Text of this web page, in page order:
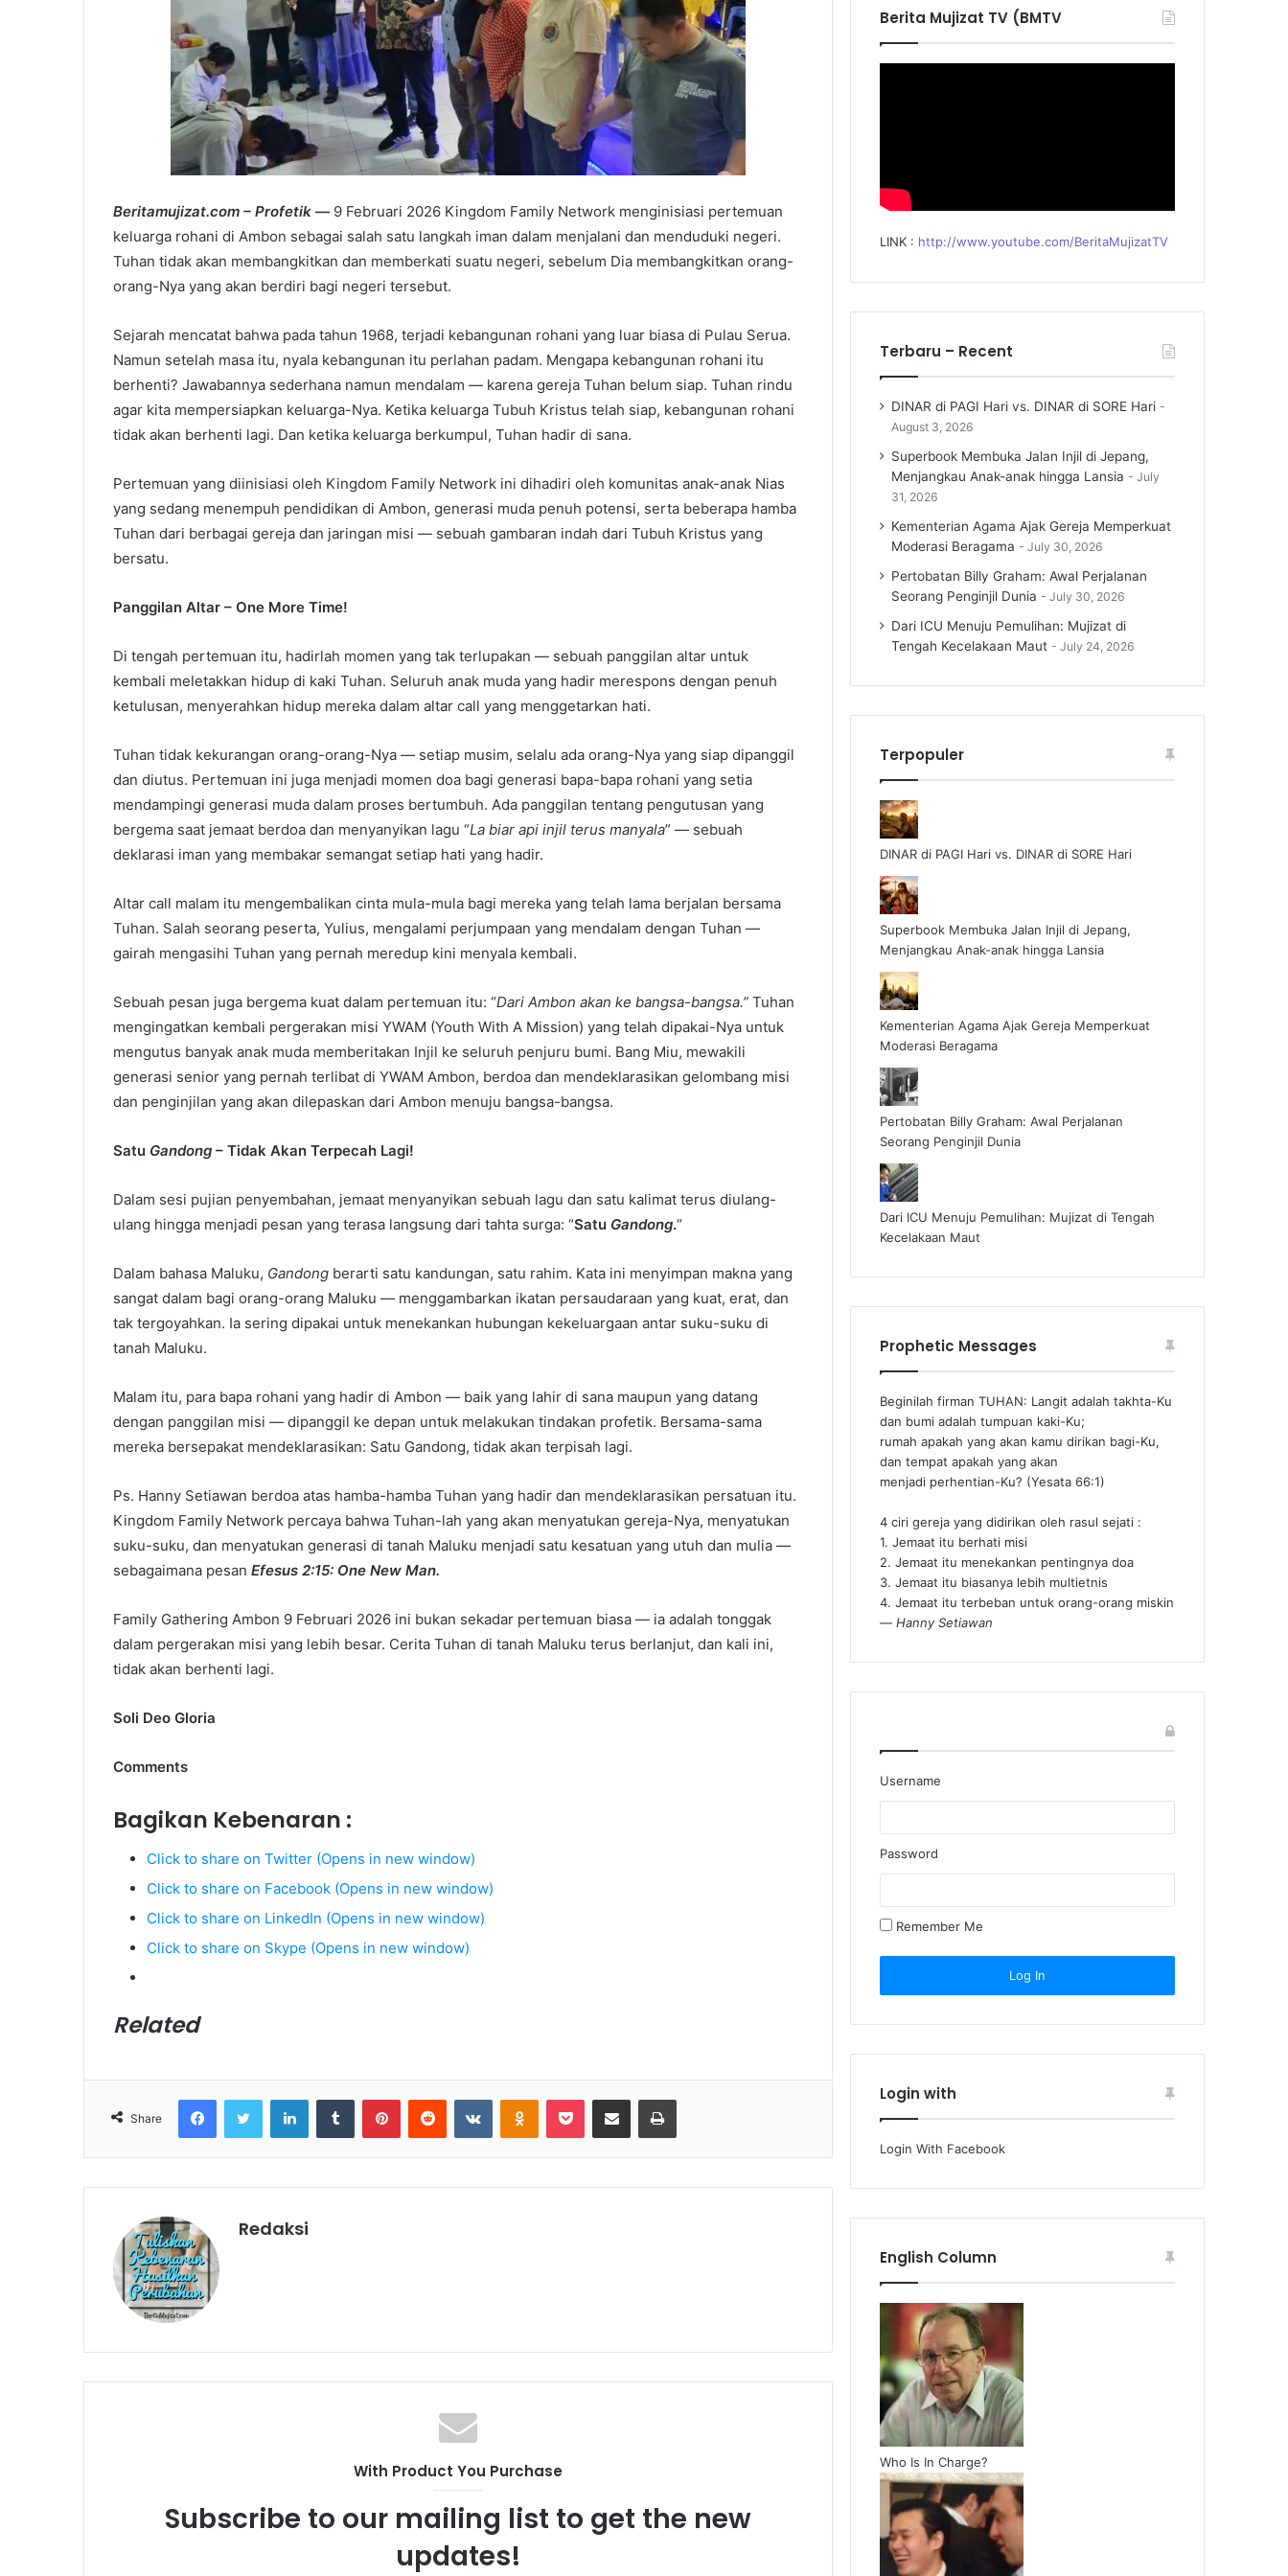
Beritamujizat.com – Profetik — 9 Februari 2026 Kingdom Family Network menginisiasi pertemuan
keluarga rohani di Ambon sebagai salah satu langkah iman dalam menjalani dan menduduki negeri.
Tuhan tidak akan membangkitkan dan memberkati suatu negeri, sebelum Dia membangkitkan orang-
orang-Nya yang akan berdiri bagi negeri tersebut.
Sejarah mencatat bahwa pada tahun 1968, terjadi kebangunan rohani yang luar biasa di Pulau Serua.
Namun setelah masa itu, nyala kebangunan itu perlahan padam. Mengapa kebangunan rohani itu
berhenti? Jawabannya sederhana namun mendalam — karena gereja Tuhan belum siap. Tuhan rindu
agar kita mempersiapkan keluarga-Nya. Ketika keluarga Tubuh Kristus telah siap, kebangunan rohani
tidak akan berhenti lagi. Dan ketika keluarga berkumpul, Tuhan hadir di sana.
Pertemuan yang diinisiasi oleh Kingdom Family Network ini dihadiri oleh komunitas anak-anak Nias
yang sedang menempuh pendidikan di Ambon, generasi muda penuh potensi, serta beberapa hamba
Tuhan dari berbagai gereja dan jaringan misi — sebuah gambaran indah dari Tubuh Kristus yang
bersatu.
Panggilan Altar – One More Time!
Di tengah pertemuan itu, hadirlah momen yang tak terlupakan — sebuah panggilan altar untuk
kembali meletakkan hidup di kaki Tuhan. Seluruh anak muda yang hadir merespons dengan penuh
ketulusan, menyerahkan hidup mereka dalam altar call yang menggetarkan hati.
Tuhan tidak kekurangan orang-orang-Nya — setiap musim, selalu ada orang-Nya yang siap dipanggil
dan diutus. Pertemuan ini juga menjadi momen doa bagi generasi bapa-bapa rohani yang setia
mendampingi generasi muda dalam proses bertumbuh. Ada panggilan tentang pengutusan yang
bergema saat jemaat berdoa dan menyanyikan lagu “La biar api injil terus manyala” — sebuah
deklarasi iman yang membakar semangat setiap hati yang hadir.
Altar call malam itu mengembalikan cinta mula-mula bagi mereka yang telah lama berjalan bersama
Tuhan. Salah seorang peserta, Yulius, mengalami perjumpaan yang mendalam dengan Tuhan —
gairah mengasihi Tuhan yang pernah meredup kini menyala kembali.
Sebuah pesan juga bergema kuat dalam pertemuan itu: “Dari Ambon akan ke bangsa-bangsa.” Tuhan
mengingatkan kembali pergerakan misi YWAM (Youth With A Mission) yang telah dipakai-Nya untuk
mengutus banyak anak muda memberitakan Injil ke seluruh penjuru bumi. Bang Miu, mewakili
generasi senior yang pernah terlibat di YWAM Ambon, berdoa dan mendeklarasikan gelombang misi
dan penginjilan yang akan dilepaskan dari Ambon menuju bangsa-bangsa.
Satu Gandong – Tidak Akan Terpecah Lagi!
Dalam sesi pujian penyembahan, jemaat menyanyikan sebuah lagu dan satu kalimat terus diulang-
ulang hingga menjadi pesan yang terasa langsung dari tahta surga: “Satu Gandong.“
Dalam bahasa Maluku, Gandong berarti satu kandungan, satu rahim. Kata ini menyimpan makna yang
sangat dalam bagi orang-orang Maluku — menggambarkan ikatan persaudaraan yang kuat, erat, dan
tak tergoyahkan. Ia sering dipakai untuk menekankan hubungan kekeluargaan antar suku-suku di
tanah Maluku.
Malam itu, para bapa rohani yang hadir di Ambon — baik yang lahir di sana maupun yang datang
dengan panggilan misi — dipanggil ke depan untuk melakukan tindakan profetik. Bersama-sama
mereka bersepakat mendeklarasikan: Satu Gandong, tidak akan terpisah lagi.
Ps. Hanny Setiawan berdoa atas hamba-hamba Tuhan yang hadir dan mendeklarasikan persatuan itu.
Kingdom Family Network percaya bahwa Tuhan-lah yang akan menyatukan gereja-Nya, menyatukan
suku-suku, dan menyatukan generasi di tanah Maluku menjadi satu kesatuan yang utuh dan mulia —
sebagaimana pesan Efesus 2:15: One New Man.
Family Gathering Ambon 9 Februari 2026 ini bukan sekadar pertemuan biasa — ia adalah tonggak
dalam pergerakan misi yang lebih besar. Cerita Tuhan di tanah Maluku terus berlanjut, dan kali ini,
tidak akan berhenti lagi.
Soli Deo Gloria
Comments
Bagikan Kebenaran :
Click to share on Twitter (Opens in new window)
Click to share on Facebook (Opens in new window)
Click to share on LinkedIn (Opens in new window)
Click to share on Skype (Opens in new window)
Related
Share
Redaksi
With Product You Purchase
Subscribe to our mailing list to get the new
updates!
Berita Mujizat TV (BMTV
LINK : http://www.youtube.com/BeritaMujizatTV
Terbaru – Recent
DINAR di PAGI Hari vs. DINAR di SORE Hari
August 3, 2026
Superbook Membuka Jalan Injil di Jepang,
Menjangkau Anak-anak hingga Lansia
July
31, 2026
Kementerian Agama Ajak Gereja Memperkuat
Moderasi Beragama
July 30, 2026
Pertobatan Billy Graham: Awal Perjalanan
Seorang Penginjil Dunia
July 30, 2026
Dari ICU Menuju Pemulihan: Mujizat di
Tengah Kecelakaan Maut
July 24, 2026
Terpopuler
DINAR di PAGI Hari vs. DINAR di SORE Hari
Superbook Membuka Jalan Injil di Jepang,
Menjangkau Anak-anak hingga Lansia
Kementerian Agama Ajak Gereja Memperkuat
Moderasi Beragama
Pertobatan Billy Graham: Awal Perjalanan
Seorang Penginjil Dunia
Dari ICU Menuju Pemulihan: Mujizat di Tengah
Kecelakaan Maut
Prophetic Messages
Beginilah firman TUHAN: Langit adalah takhta-Ku
dan bumi adalah tumpuan kaki-Ku;
rumah apakah yang akan kamu dirikan bagi-Ku,
dan tempat apakah yang akan
menjadi perhentian-Ku? (Yesata 66:1) ‪
4 ciri gereja yang didirikan oleh rasul sejati :
1. Jemaat itu berhati misi
2. Jemaat itu menekankan pentingnya doa
3. Jemaat itu biasanya lebih multietnis
4. Jemaat itu terbeban untuk orang-orang miskin
—Hanny Setiawan
Username
Password
Remember Me
Login with
Login With Facebook
English Column
Who Is In Charge?